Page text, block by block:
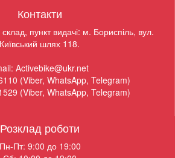
Контакти
пункт видачі: м. Бориспіль, вул.
Київський шлях 118.
Activebike@ukr.net
(Viber, WhatsApp, Telegram)
(Viber, WhatsApp, Telegram)
Розклад роботи
Пн-Пт: 9:00 до 19:00